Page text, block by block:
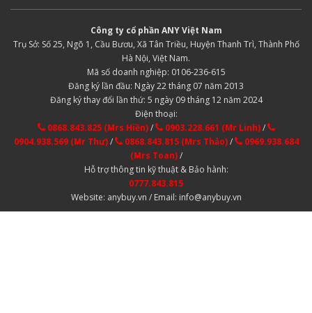
Công ty cổ phần ANY Việt Nam
Trụ Sở: Số 25, Ngõ 1, Cầu Bươu, Xã Tân Triều, Huyện Thanh Trì, Thành Phố
Hà Nội, Việt Nam.
Mã số doanh nghiệp: 0106-236-615
Đăng ký lần đầu: Ngày 22 tháng 07 năm 2013
Đăng ký thay đổi lần thứ: 5 ngày 09 tháng 12 năm 2024
Điện thoại:
0868.843.825 (Mrs Hiền)/ 0903.228.661 (Mr Linh)/
0904.938.569 (Mr Thư)/ 0868.843.815 (Mrs Thảo)/
0969.938.684
(Mrs Toan)/
Hỗ trợ thông tin kỹ thuật & Bảo hành:
0777.843.815
Website: anybuy.vn / Email: info@anybuy.vn